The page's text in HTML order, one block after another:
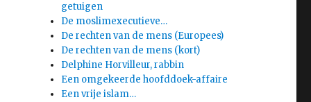
getuigen
De moslimexecutieve…
De rechten van de mens (Europees)
De rechten van de mens (kort)
Delphine Horvilleur, rabbin
Een omgekeerde hoofddoek-affaire
Een vrije islam…